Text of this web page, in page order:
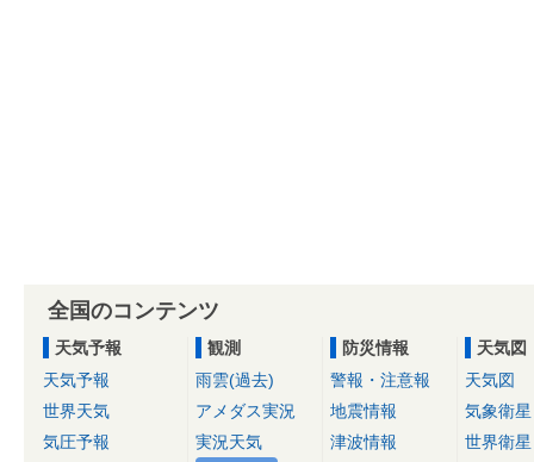
全国のコンテンツ
天気予報
天気予報
世界天気
気圧予報
観測
雨雲(過去)
アメダス実況
実況天気
防災情報
警報・注意報
地震情報
津波情報
天気図
天気図
気象衛星
世界衛星